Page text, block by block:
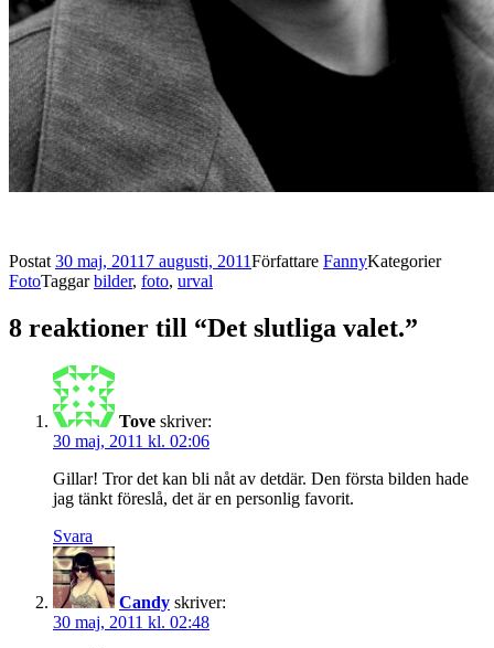
Postat 30 maj, 2011 7 augusti, 2011Författare FannyKategorier
FotoTaggarbilder, foto, urval
8 reaktioner till “Det slutliga valet.”
Tove skriver:
30 maj, 2011 kl. 02:06
Gillar! Tror det kan bli nåt av detdär. Den första bilden hade
jag tänkt föreslå, det är en personlig favorit.
Svara
Candy skriver:
30 maj, 2011 kl. 02:48